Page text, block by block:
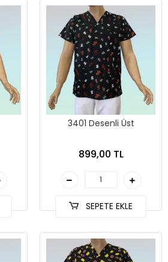
3401 Desenli Üst
899,00 TL
SEPETE EKLE